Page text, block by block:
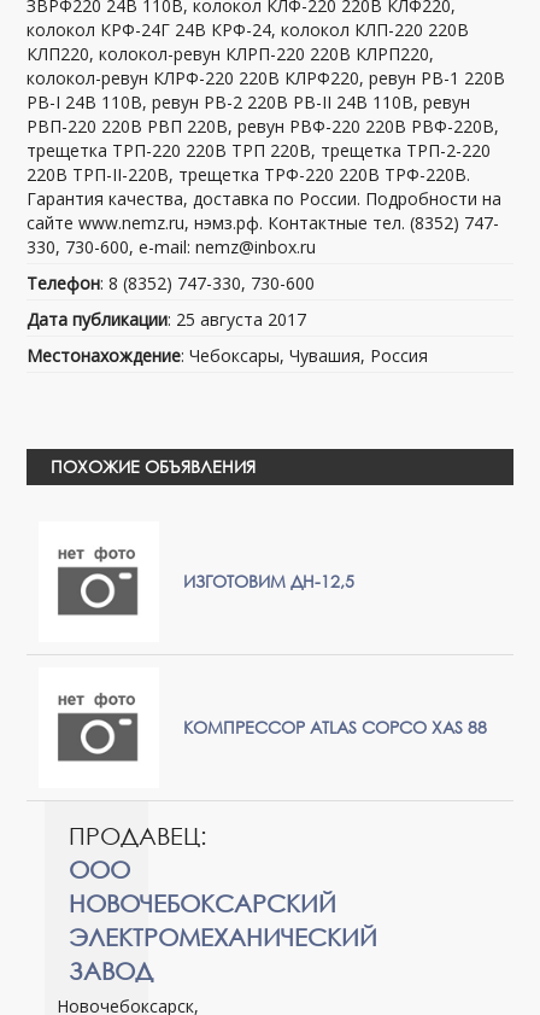
ЗВРФ220 24В 110В, колокол КЛФ-220 220В КЛФ220,
колокол КРФ-24Г 24В КРФ-24, колокол КЛП-220 220В
КЛП220, колокол-ревун КЛРП-220 220В КЛРП220,
колокол-ревун КЛРФ-220 220В КЛРФ220, ревун РВ-1 220В
РВ-I 24В 110В, ревун РВ-2 220В РВ-II 24В 110В, ревун
РВП-220 220В РВП 220В, ревун РВФ-220 220В РВФ-220В,
трещетка ТРП-220 220В ТРП 220В, трещетка ТРП-2-220
220В ТРП-II-220В, трещетка ТРФ-220 220В ТРФ-220В.
Гарантия качества, доставка по России. Подробности на
сайте www.nemz.ru, нэмз.рф. Контактные тел. (8352) 747-
330, 730-600, e-mail: nemz@inbox.ru
Телефон: 8 (8352) 747-330, 730-600
Дата публикации: 25 августа 2017
Местонахождение: Чебоксары, Чувашия, Россия
ПОХОЖИЕ ОБЪЯВЛЕНИЯ
ИЗГОТОВИМ ДН-12,5
КОМПРЕССОР ATLAS COPCO XAS 88
ПРОДАВЕЦ:
ООО
НОВОЧЕБОКСАРСКИЙ
ЭЛЕКТРОМЕХАНИЧЕСКИЙ
ЗАВОД
Новочебоксарск,